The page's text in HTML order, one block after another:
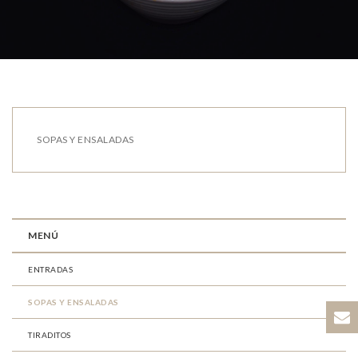
SOPAS Y ENSALADAS
MENÚ
ENTRADAS
SOPAS Y ENSALADAS
TIRADITOS